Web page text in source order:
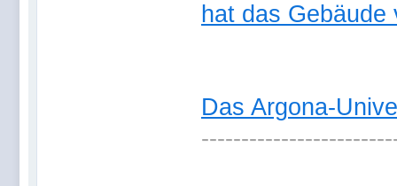
hat das Gebäude
Das Argona-